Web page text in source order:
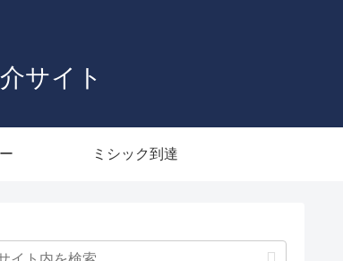
サイト
ミシック到達